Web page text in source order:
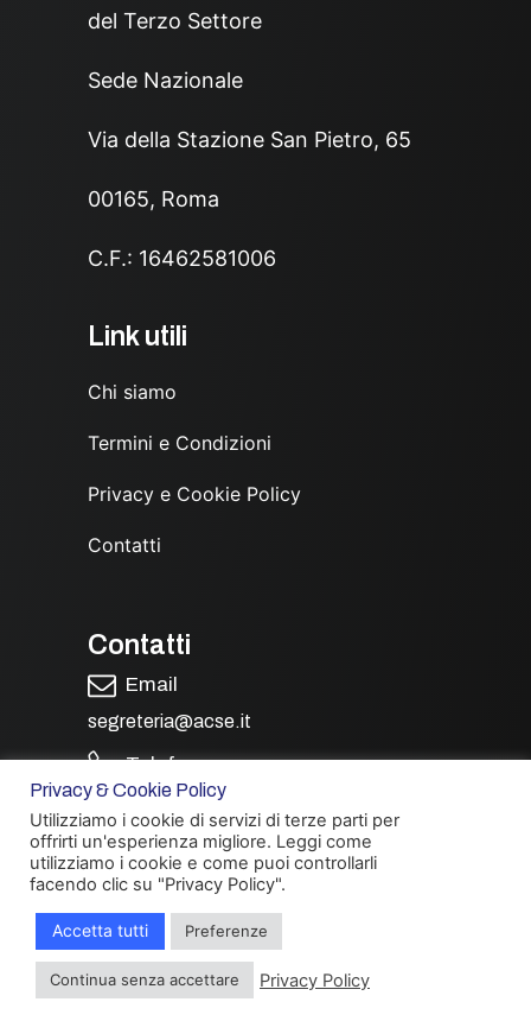
del Terzo Settore
Sede Nazionale
Via della Stazione San Pietro, 65
00165, Roma
C.F.: 16462581006
Link utili
Chi siamo
Termini e Condizioni
Privacy e Cookie Policy
Contatti
Contatti
Email
segreteria@acse.it
Telefono
(+39) 350 9967680
Seguici
Privacy & Cookie Policy
Utilizziamo i cookie di servizi di terze parti per
offrirti un'esperienza migliore. Leggi come
utilizziamo i cookie e come puoi controllarli
facendo clic su "Privacy Policy".
Accetta tutti Preferenze
Continua senza accettare Privacy Policy
Hai bisogno di informazioni?